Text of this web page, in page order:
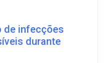
de infecções
durante